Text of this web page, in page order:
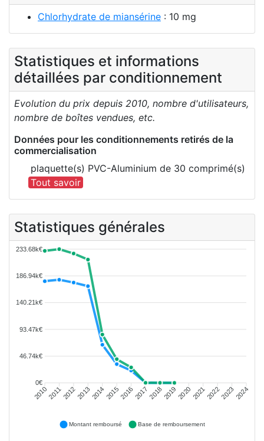
Chlorhydrate de miansérine : 10 mg
Statistiques et informations
détaillées par conditionnement
Evolution du prix depuis 2010, nombre d'utilisateurs,
nombre de boîtes vendues, etc.
Données pour les conditionnements retirés de la
commercialisation
plaquette(s) PVC-Aluminium de 30 comprimé(s)
Tout savoir
Statistiques générales
233.68k€
186.94k€
140.21k€
93.47k€
46.74k€
0€
201020112012201320142015201620172018201920202021202220232024
Montant remboursé Base de remboursement